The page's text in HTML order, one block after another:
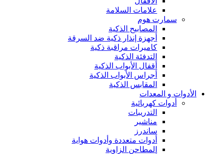
علامات السلامة
سمارت هوم
المصابيح الذكية
أجهزة إنذار ذكية ضد السرقة
كاميرات مراقبة ذكية
التدفئة الذكية
أقفال الأبواب الذكية
أجراس الأبواب الذكية
المقابس الذكية
الأدوات و المعدات
أدوات كهربائية
التدريبات
مناشير
ساندرز
أدوات متعددة وأدوات هواية
المطاحن الزاوية